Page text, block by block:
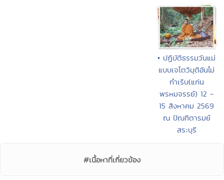
• ปฏิบัติธรรมวันแม่
แบบเจโตวิมุติอันไม่
กำเริบ(แก่น
พรหมจรรย์) 12 -
15 สิงหาคม 2569
ณ ปัณฑิตารมย์
สระบุรี
#เนื้อหาที่เกี่ยวข้อง